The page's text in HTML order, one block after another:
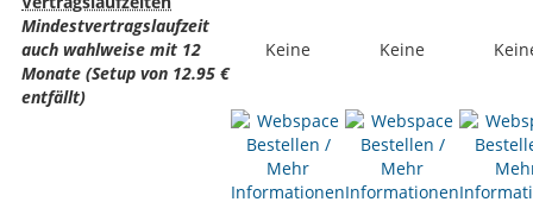
Mindestvertragslaufzeit
auch wahlweise mit 12
Monate (Setup von 12.95 €
entfällt)
Keine Keine